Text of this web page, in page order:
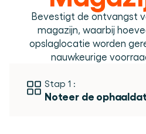
Wie we zijn
Het team achter het
Werken bij
Bouw mee aan de
Ontdek hoe logistieke
Cargosnap.
Contact
Integraties
Koppel Cargosnap aan je
systemen.
Evenementen die we
organiseren. Online én op
Checklists
Gratis checklists waarmee
slag kunt.
Bevestigt de ontvangst
magazijn, waarbij
opslaglocatie worden
nauwkeurige
Stap 1 :
Noteer de